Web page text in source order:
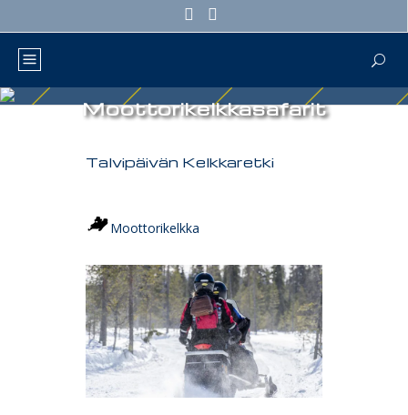
Moottorikelkkasafarit
Talvipäivän Kelkkaretki
Moottorikelkka